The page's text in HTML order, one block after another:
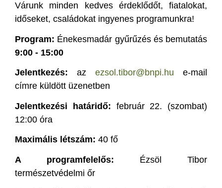
Várunk minden kedves érdeklődőt, fiatalokat,
időseket, családokat ingyenes programunkra!
Program: Énekesmadár gyűrűzés és bemutatás
9:00 - 15:00
Jelentkezés: az ezsol.tibor@bnpi.hu e-mail
címre küldött üzenetben
Jelentkezési határidő: február 22. (szombat)
12:00 óra
Maximális létszám: 40 fő
A programfelelős: Ézsöl Tibor
természetvédelmi őr